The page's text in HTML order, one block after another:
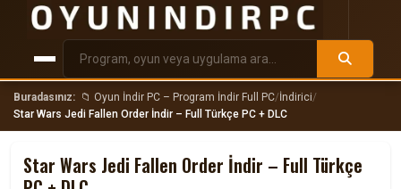
Buradasınız: 📁 Oyun İndir PC – Program İndir Full PC/İndirici/
Star Wars Jedi Fallen Order İndir – Full Türkçe PC + DLC
Star Wars Jedi Fallen Order İndir – Full Türkçe